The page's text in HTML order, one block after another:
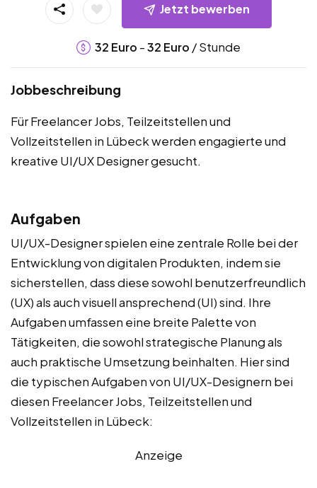
Jetzt bewerben
32 Euro -32 Euro / Stunde
Jobbeschreibung
Für Freelancer Jobs, Teilzeitstellen und
Vollzeitstellen in Lübeck werden engagierte und
kreative UI/UX Designer gesucht.
Aufgaben
UI/UX-Designer spielen eine zentrale Rolle bei der
Entwicklung von digitalen Produkten, indem sie
sicherstellen, dass diese sowohl benutzerfreundlich
(UX) als auch visuell ansprechend (UI) sind. Ihre
Aufgaben umfassen eine breite Palette von
Tätigkeiten, die sowohl strategische Planung als
auch praktische Umsetzung beinhalten. Hier sind
die typischen Aufgaben von UI/UX-Designern bei
diesen Freelancer Jobs, Teilzeitstellen und
Vollzeitstellen in Lübeck:
Anzeige